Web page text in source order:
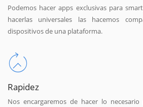
Podemos hacer apps exclusivas para
hacerlas universales las hacemos
dispositivos de una plataforma.
Rapidez
Nos encargaremos de hacer lo